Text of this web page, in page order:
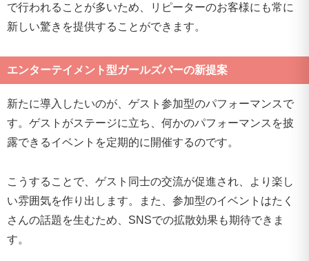
で行われることが多いため、リピーターのお客様にも常に
新しい驚きを提供することができます。
エンターテイメント型ガールズバーの新提案
新たに導入したいのが、ゲスト参加型のパフォーマンスで
す。ゲストがステージに立ち、何かのパフォーマンスを披
露できるイベントを定期的に開催するのです。
こうすることで、ゲスト同士の交流が促進され、より楽し
い雰囲気を作り出します。また、参加型のイベントはたく
さんの話題を生むため、SNSでの拡散効果も期待できま
す。